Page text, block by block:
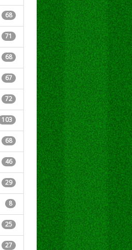
68
71
68
67
72
103
68
46
29
8
25
27